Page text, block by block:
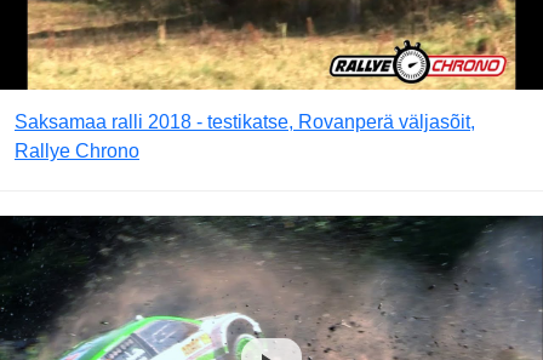
Saksamaa ralli 2018 - testikatse, Rovanperä väljasõit,
Rallye Chrono